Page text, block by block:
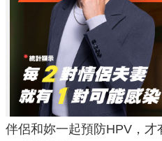
伴侶和妳一起預防HPV，才